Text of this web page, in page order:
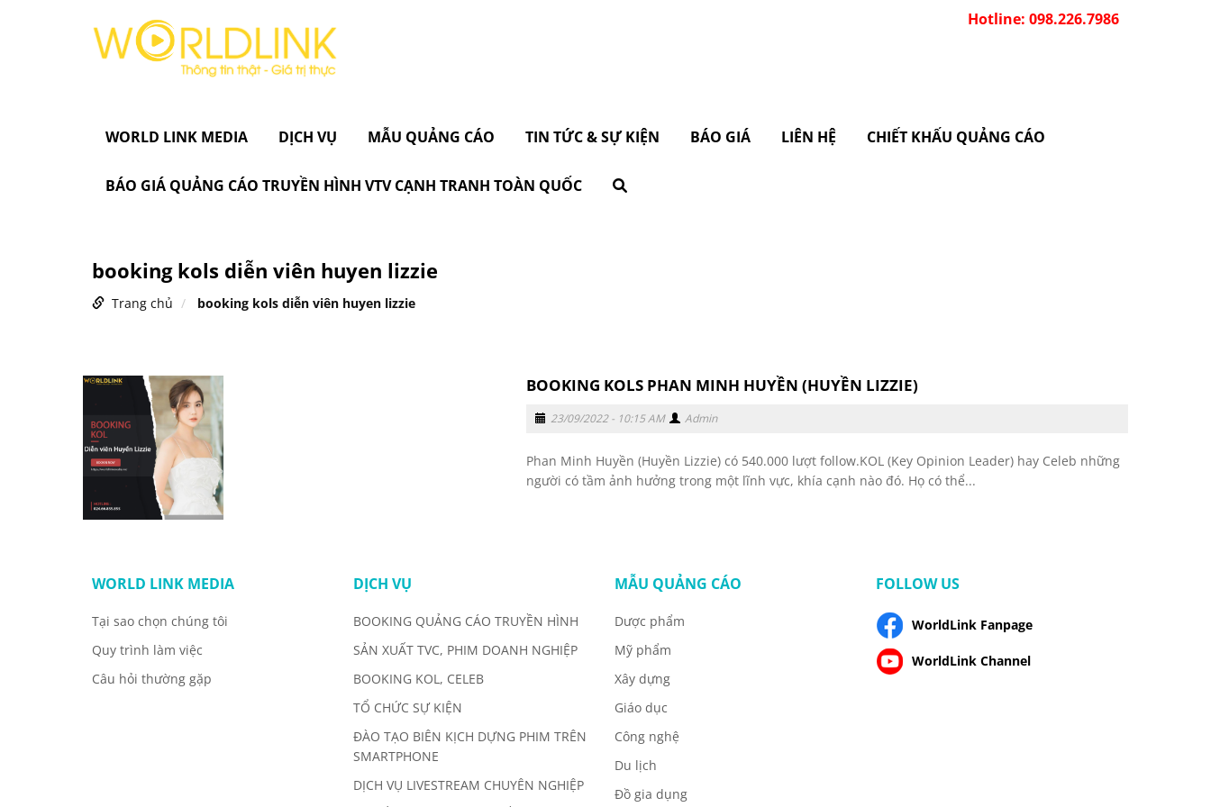
Hotline: 098.226.7986
WORLD LINK MEDIA DỊCH VỤ MẪU QUẢNG CÁO TIN TỨC & SỰ KIỆN BÁO GIÁ LIÊN HỆ CHIẾT KHẤU QUẢNG CÁO
BÁO GIÁ QUẢNG CÁO TRUYỀN HÌNH VTV CẠNH TRANH TOÀN QUỐC
booking kols diễn viên huyen lizzie
Trang chủ booking kols diễn viên huyen lizzie
BOOKING KOLS PHAN MINH HUYỀN (HUYỀN LIZZIE)
23/09/2022 - 10:15 AM Admin
Phan Minh Huyền (Huyền Lizzie) có 540.000 lượt follow.KOL (Key Opinion Leader) hay Celeb những
người có tầm ảnh hưởng trong một lĩnh vực, khía cạnh nào đó. Họ có thể...
WORLD LINK MEDIA
Tại sao chọn chúng tôi
Quy trình làm việc
Câu hỏi thường gặp
DỊCH VỤ
BOOKING QUẢNG CÁO TRUYỀN HÌNH
SẢN XUẤT TVC, PHIM DOANH NGHIỆP
BOOKING KOL, CELEB
TỔ CHỨC SỰ KIỆN
ĐÀO TẠO BIÊN KỊCH DỰNG PHIM TRÊN
SMARTPHONE
DỊCH VỤ LIVESTREAM CHUYÊN NGHIỆP
MẪU QUẢNG CÁO
Dược phẩm
Mỹ phẩm
Xây dựng
Giáo dục
Công nghệ
Du lịch
Đồ gia dụng
FOLLOW US
WorldLink Fanpage
WorldLink Channel